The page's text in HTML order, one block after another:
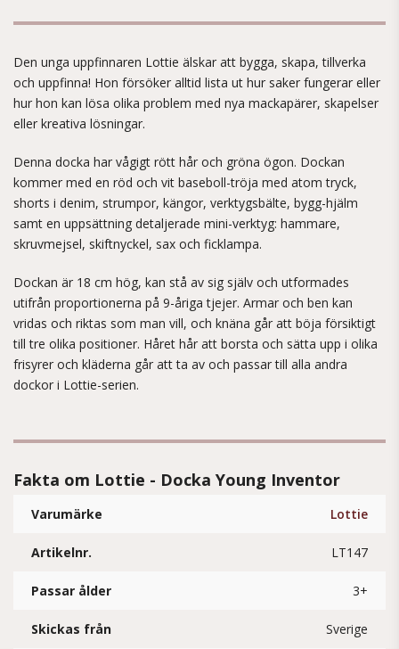
Den unga uppfinnaren Lottie älskar att bygga, skapa, tillverka
och uppfinna! Hon försöker alltid lista ut hur saker fungerar eller
hur hon kan lösa olika problem med nya mackapärer, skapelser
eller kreativa lösningar.
Denna docka har vågigt rött hår och gröna ögon. Dockan
kommer med en röd och vit baseboll-tröja med atom tryck,
shorts i denim, strumpor, kängor, verktygsbälte, bygg-hjälm
samt en uppsättning detaljerade mini-verktyg: hammare,
skruvmejsel, skiftnyckel, sax och ficklampa.
Dockan är 18 cm hög, kan stå av sig själv och utformades
utifrån proportionerna på 9-åriga tjejer. Armar och ben kan
vridas och riktas som man vill, och knäna går att böja försiktigt
till tre olika positioner. Håret hår att borsta och sätta upp i olika
frisyrer och kläderna går att ta av och passar till alla andra
dockor i Lottie-serien.
Fakta om Lottie - Docka Young Inventor
Varumärke Lottie
Artikelnr. LT147
Passar ålder 3+
Skickas från Sverige